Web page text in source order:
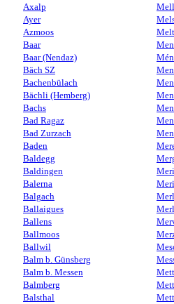
Axalp
Ayer
Azmoos
Baar
Baar (Nendaz)
Bäch SZ
Bachenbülach
Bächli (Hemberg)
Bachs
Bad Ragaz
Bad Zurzach
Baden
Baldegg
Baldingen
Balerna
Balgach
Ballaigues
Ballens
Ballmoos
Ballwil
Balm b. Günsberg
Balm b. Messen
Balmberg
Balsthal